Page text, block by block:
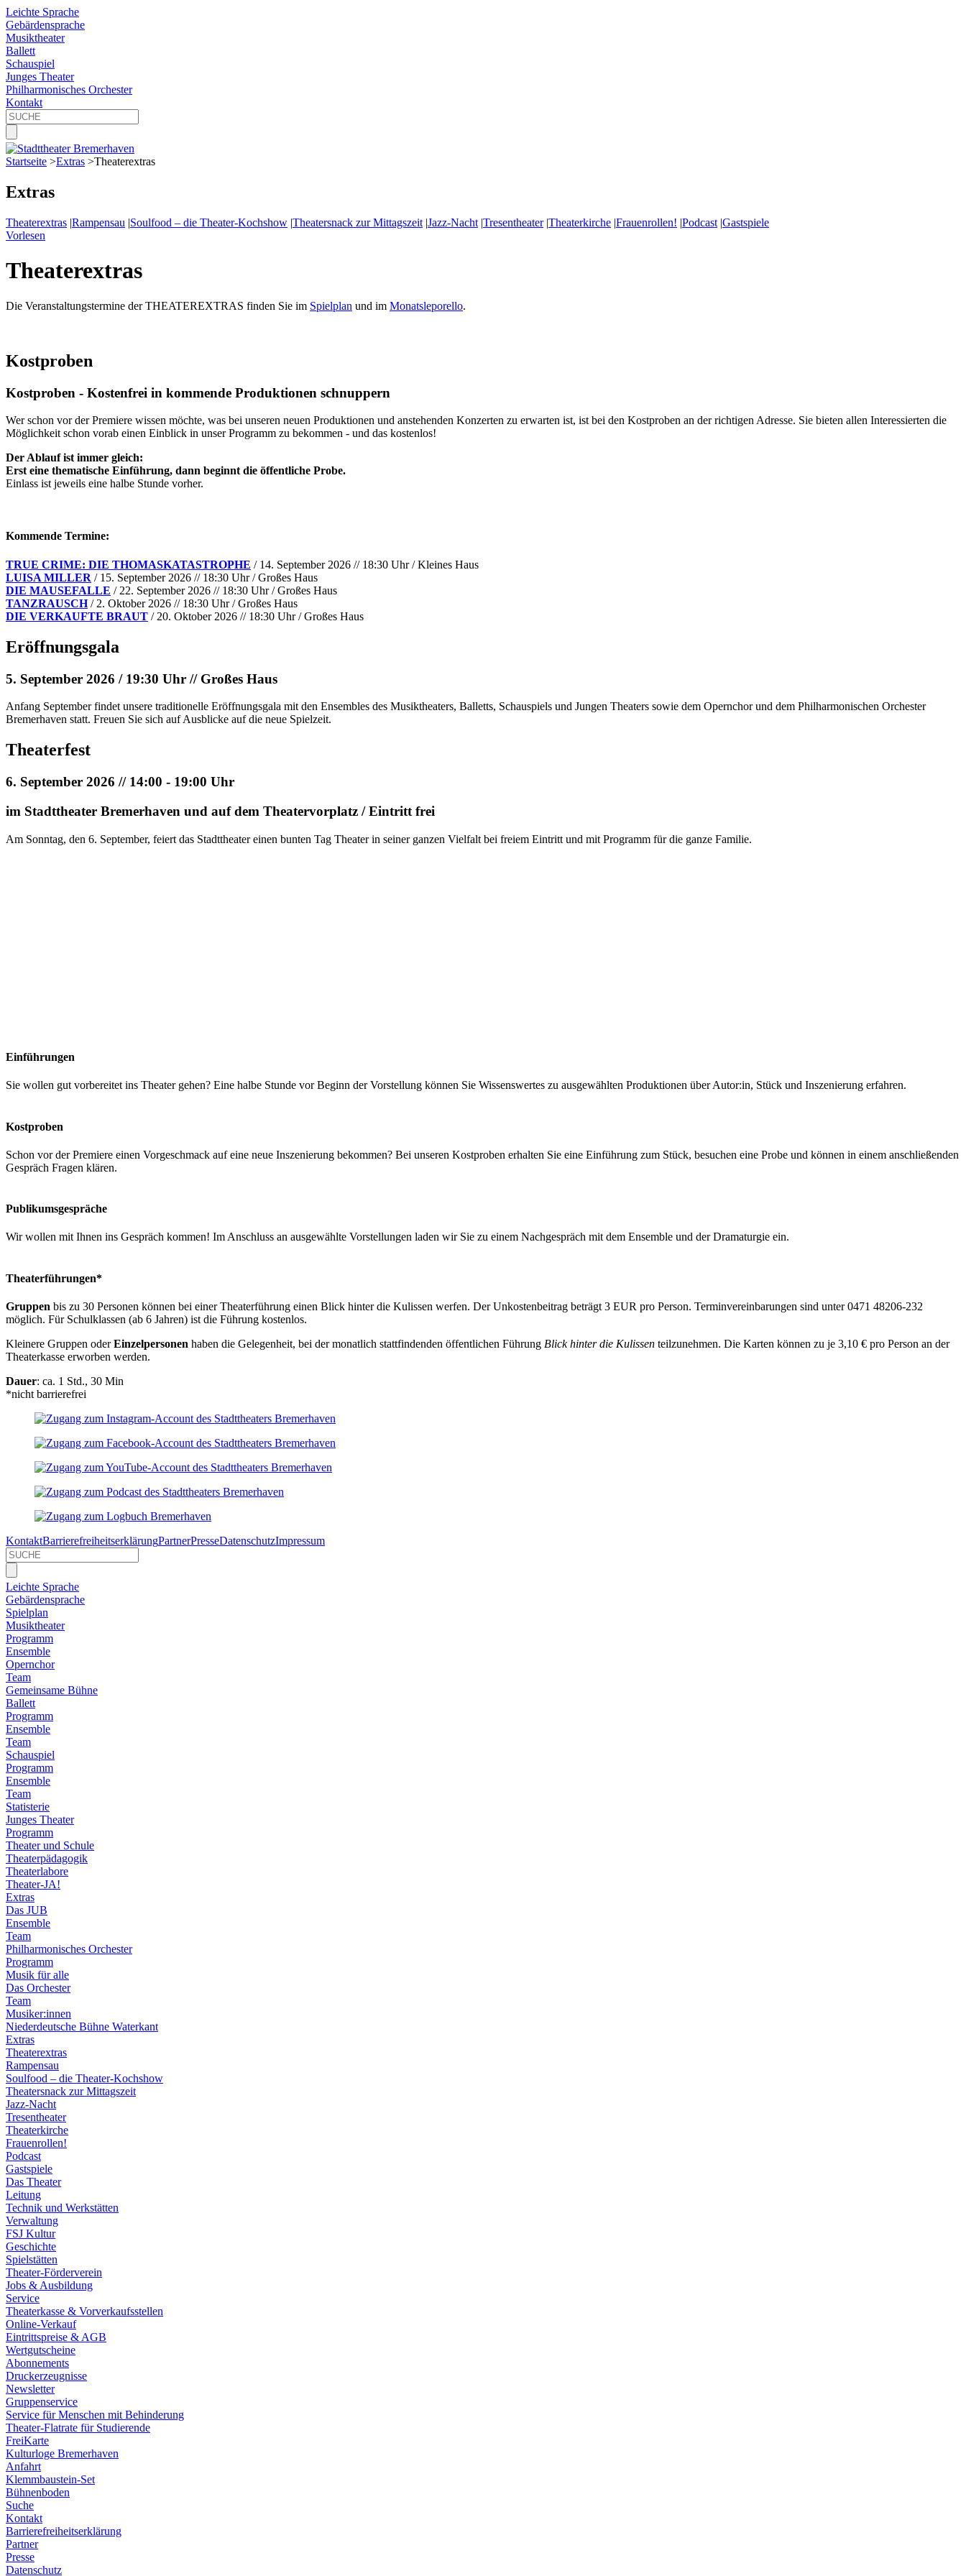
Leichte Sprache
Gebärdensprache
Musiktheater
Ballett
Schauspiel
Junges Theater
Philharmonisches Orchester
Kontakt
Startseite >Extras >Theaterextras
Extras
Theaterextras |Rampensau |Soulfood – die Theater-Kochshow |Theatersnack zur Mittagszeit |Jazz-Nacht |Tresentheater |Theaterkirche |Frauenrollen! |Podcast |Gastspiele
Vorlesen
Theaterextras
Die Veranstaltungstermine der THEATEREXTRAS finden Sie im Spielplan und im Monatsleporello.
Kostproben
Kostproben - Kostenfrei in kommende Produktionen schnuppern
Wer schon vor der Premiere wissen möchte, was bei unseren neuen Produktionen und anstehenden Konzerten zu erwarten ist, ist bei den Kostproben an der richtigen Adresse. Sie bieten allen Interessierten die
Möglichkeit schon vorab einen Einblick in unser Programm zu bekommen - und das kostenlos!
Der Ablauf ist immer gleich:
Erst eine thematische Einführung, dann beginnt die öffentliche Probe.
Einlass ist jeweils eine halbe Stunde vorher.
Kommende Termine:
TRUE CRIME: DIE THOMASKATASTROPHE / 14. September 2026 // 18:30 Uhr / Kleines Haus
LUISA MILLER / 15. September 2026 // 18:30 Uhr / Großes Haus
DIE MAUSEFALLE / 22. September 2026 // 18:30 Uhr / Großes Haus
TANZRAUSCH/ 2. Oktober 2026 // 18:30 Uhr / Großes Haus
DIE VERKAUFTE BRAUT / 20. Oktober 2026 // 18:30 Uhr / Großes Haus
Eröffnungsgala
5. September 2026 / 19:30 Uhr // Großes Haus
Anfang September findet unsere traditionelle Eröffnungsgala mit den Ensembles des Musiktheaters, Balletts, Schauspiels und Jungen Theaters sowie dem Opernchor und dem Philharmonischen Orchester
Bremerhaven statt. Freuen Sie sich auf Ausblicke auf die neue Spielzeit.
Theaterfest
6. September 2026 // 14:00 - 19:00 Uhr
im Stadttheater Bremerhaven und auf dem Theatervorplatz / Eintritt frei
Am Sonntag, den 6. September, feiert das Stadttheater einen bunten Tag Theater in seiner ganzen Vielfalt bei freiem Eintritt und mit Programm für die ganze Familie.
Einführungen
Sie wollen gut vorbereitet ins Theater gehen? Eine halbe Stunde vor Beginn der Vorstellung können Sie Wissenswertes zu ausgewählten Produktionen über Autor:in, Stück und Inszenierung erfahren.
Kostproben
Schon vor der Premiere einen Vorgeschmack auf eine neue Inszenierung bekommen? Bei unseren Kostproben erhalten Sie eine Einführung zum Stück, besuchen eine Probe und können in einem anschließenden
Gespräch Fragen klären.
Publikumsgespräche
Wir wollen mit Ihnen ins Gespräch kommen! Im Anschluss an ausgewählte Vorstellungen laden wir Sie zu einem Nachgespräch mit dem Ensemble und der Dramaturgie ein.
Theaterführungen*
Gruppen bis zu 30 Personen können bei einer Theaterführung einen Blick hinter die Kulissen werfen. Der Unkostenbeitrag beträgt 3 EUR pro Person. Terminvereinbarungen sind unter 0471 48206-232
möglich. Für Schulklassen (ab 6 Jahren) ist die Führung kostenlos.
Kleinere Gruppen oderEinzelpersonen haben die Gelegenheit, bei der monatlich stattfindenden öffentlichen Führung Blick hinter die Kulissen teilzunehmen. Die Karten können zu je 3,10 € pro Person an der
Theaterkasse erworben werden.
Dauer: ca. 1 Std., 30 Min
*nicht barrierefrei
KontaktBarrierefreiheitserklärungPartnerPresseDatenschutzImpressum
Leichte Sprache
Gebärdensprache
Spielplan
Musiktheater
Programm
Ensemble
Opernchor
Team
Gemeinsame Bühne
Ballett
Programm
Ensemble
Team
Schauspiel
Programm
Ensemble
Team
Statisterie
Junges Theater
Programm
Theater und Schule
Theaterpädagogik
Theaterlabore
Theater-JA!
Extras
Das JUB
Ensemble
Team
Philharmonisches Orchester
Programm
Musik für alle
Das Orchester
Team
Musiker:innen
Niederdeutsche Bühne Waterkant
Extras
Theaterextras
Rampensau
Soulfood – die Theater-Kochshow
Theatersnack zur Mittagszeit
Jazz-Nacht
Tresentheater
Theaterkirche
Frauenrollen!
Podcast
Gastspiele
Das Theater
Leitung
Technik und Werkstätten
Verwaltung
FSJ Kultur
Geschichte
Spielstätten
Theater-Förderverein
Jobs & Ausbildung
Service
Theaterkasse & Vorverkaufsstellen
Online-Verkauf
Eintrittspreise & AGB
Wertgutscheine
Abonnements
Druckerzeugnisse
Newsletter
Gruppenservice
Service für Menschen mit Behinderung
Theater-Flatrate für Studierende
FreiKarte
Kulturloge Bremerhaven
Anfahrt
Klemmbaustein-Set
Bühnenboden
Suche
Kontakt
Barrierefreiheitserklärung
Partner
Presse
Datenschutz